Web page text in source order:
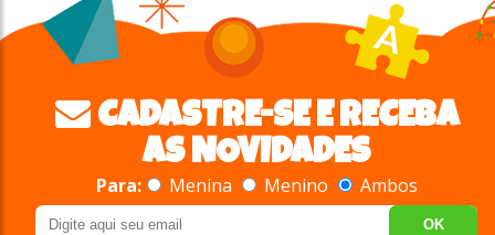
CADASTRE-SE E RECEBA
AS NOVIDADES
Para: Menina Menino Ambos
OK